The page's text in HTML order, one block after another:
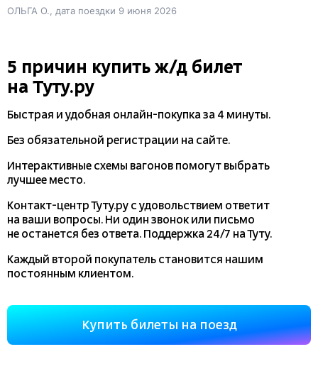
ОЛЬГА О., дата поездки 9 июня 2026
5 причин купить ж/д билет
на Туту.ру
Быстрая и удобная онлайн-покупказа 4 минуты.
Без обязательной регистрации на сайте.
Интерактивные схемы вагонов помогут выбрать
лучшее место.
Контакт-центр Туту.ру с удовольствием ответит
на ваши вопросы. Ни один звонок или письмо
не останется без ответа. Поддержка 24/7 на Туту.
Каждый второй покупатель становится нашим
постоянным клиентом.
Купить билеты на поезд